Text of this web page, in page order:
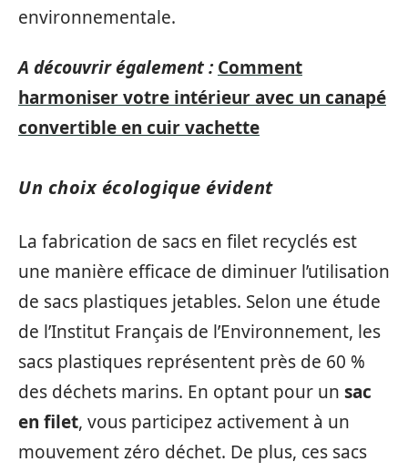
environnementale.
A découvrir également : Comment
harmoniser votre intérieur avec un canapé
convertible en cuir vachette
Un choix écologique évident
La fabrication de sacs en filet recyclés est
une manière efficace de diminuer l’utilisation
de sacs plastiques jetables. Selon une étude
de l’Institut Français de l’Environnement, les
sacs plastiques représentent près de 60 %
des déchets marins. En optant pour un sac
en filet, vous participez activement à un
mouvement zéro déchet. De plus, ces sacs